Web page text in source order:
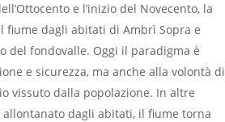
e l’inizio del Novecento, la
fiume dagli abitati di Ambrì Sopra e
del fondovalle. Oggi il paradigma è
e sicurezza, ma anche alla volontà di
vissuto dalla popolazione. In altre
dagli abitati, il fiume torna